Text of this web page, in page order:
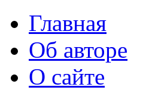
Главная
Об авторе
О сайте